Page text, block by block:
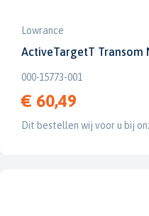
Lowrance
ActiveTargetT Transom
000-15773-001
€ 60,49
Dit bestellen wij voor u bij